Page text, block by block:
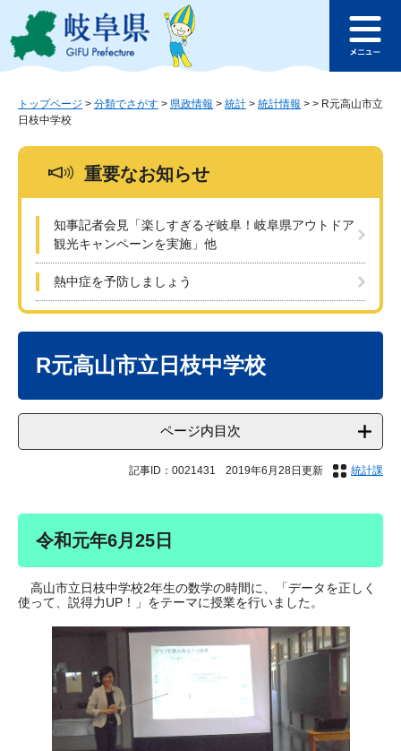
ジ
ュ
このページの本文へ
ュ
トップページ > 分類でさがす > 県政情報 > 統計 > 統計情報 > > R元高山市立
日枝中学校
重要なお知らせ
知事記者会見「楽しすぎるぞ岐阜！岐阜県アウトドア
観光キャンペーンを実施」他
熱中症を予防しましょう
R元高山市立日枝中学校
ページ内目次
記事ID：0021431 2019年6月28日更新 統計課
令和元年6月25日
高山市立日枝中学校2年生の数学の時間に、「データを正しく
使って、説得力UP！」をテーマに授業を行いました。